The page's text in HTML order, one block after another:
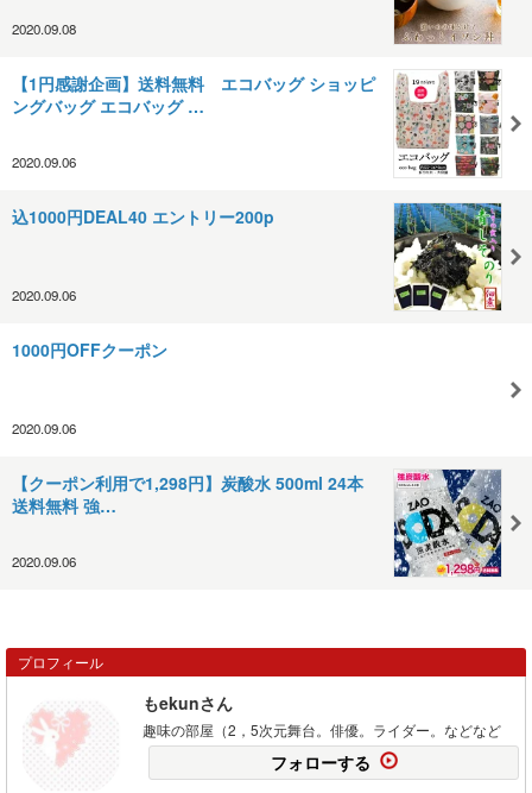
2020.09.08
【1円感謝企画】送料無料 エコバッグ ショッピ
ングバッグ エコバッグ …
2020.09.06
込1000円DEAL40 エントリー200p
2020.09.06
1000円OFFクーポン
2020.09.06
【クーポン利用で1,298円】炭酸水 500ml 24本
送料無料 強…
2020.09.06
プロフィール
もekunさん
趣味の部屋（2，5次元舞台。俳優。ライダー。などなど
フォローする